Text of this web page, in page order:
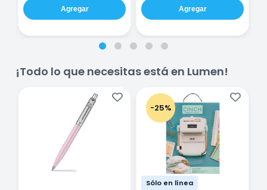
Agregar Agregar
¡Todo lo que necesitas está en Lumen!
-25%
Sólo en línea